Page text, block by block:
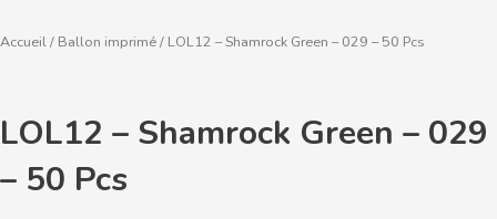
Accueil/ Ballon imprimé/ LOL12 – Shamrock Green – 029 – 50 Pcs
LOL12 – Shamrock Green – 029
– 50 Pcs